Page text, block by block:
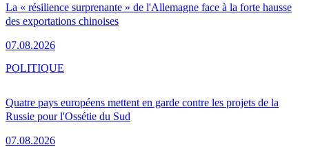
La « résilience surprenante » de l'Allemagne face à la forte hausse
des exportations chinoises
07.08.2026
Quatre pays européens mettent en garde contre les projets de la
Russie pour l'Ossétie du Sud
07.08.2026
POLITIQUE